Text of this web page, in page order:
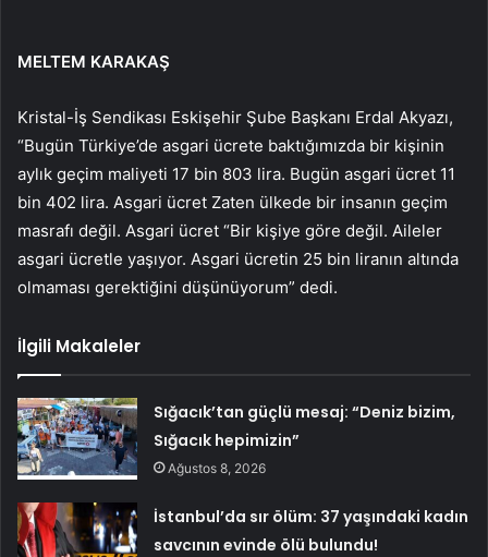
MELTEM KARAKAŞ
Kristal-İş Sendikası Eskişehir Şube Başkanı Erdal Akyazı,
“Bugün Türkiye’de asgari ücrete baktığımızda bir kişinin
aylık geçim maliyeti 17 bin 803 lira. Bugün asgari ücret 11
bin 402 lira. Asgari ücret Zaten ülkede bir insanın geçim
masrafı değil. Asgari ücret “Bir kişiye göre değil. Aileler
asgari ücretle yaşıyor. Asgari ücretin 25 bin liranın altında
olmaması gerektiğini düşünüyorum” dedi.
İlgili Makaleler
Sığacık’tan güçlü mesaj: “Deniz bizim,
Sığacık hepimizin”
Ağustos 8, 2026
İstanbul’da sır ölüm: 37 yaşındaki kadın
savcının evinde ölü bulundu!